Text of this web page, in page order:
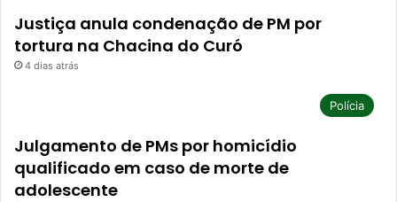
Justiça anula condenação de PM por
tortura na Chacina do Curó
4 dias atrás
Polícia
Julgamento de PMs por homicídio
qualificado em caso de morte de
adolescente